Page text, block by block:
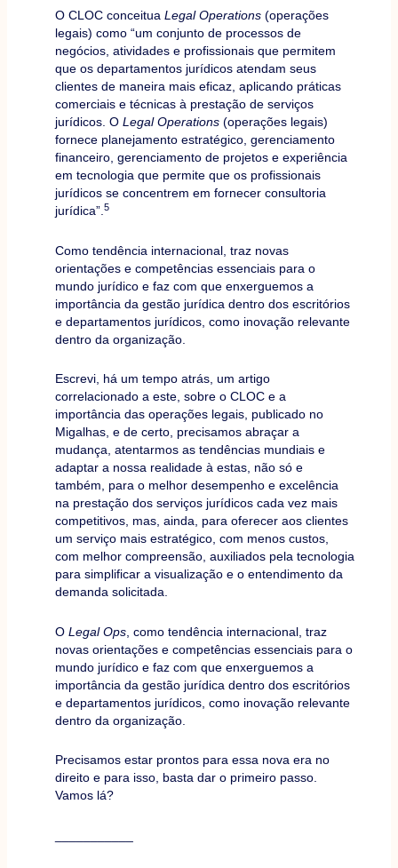
O CLOC conceitua Legal Operations(operações
legais) como “um conjunto de processos de
negócios, atividades e profissionais que permitem
que os departamentos jurídicos atendam seus
clientes de maneira mais eficaz, aplicando práticas
comerciais e técnicas à prestação de serviços
jurídicos. O Legal Operations(operações legais)
fornece planejamento estratégico, gerenciamento
financeiro, gerenciamento de projetos e experiência
em tecnologia que permite que os profissionais
jurídicos se concentrem em fornecer consultoria
jurídica”. 5
Como tendência internacional, traz novas
orientações e competências essenciais para o
mundo jurídico e faz com que enxerguemos a
importância da gestão jurídica dentro dos escritórios
e departamentos jurídicos, como inovação relevante
dentro da organização.
Escrevi, há um tempo atrás, um artigo
correlacionado a este, sobre o CLOC e a
importância das operações legais, publicado no
Migalhas, e de certo, precisamos abraçar a
mudança, atentarmos as tendências mundiais e
adaptar a nossa realidade à estas, não só e
também, para o melhor desempenho e excelência
na prestação dos serviços jurídicos cada vez mais
competitivos, mas, ainda, para oferecer aos clientes
um serviço mais estratégico, com menos custos,
com melhor compreensão, auxiliados pela tecnologia
para simplificar a visualização e o entendimento da
demanda solicitada.
O Legal Ops, como tendência internacional, traz
novas orientações e competências essenciais para o
mundo jurídico e faz com que enxerguemos a
importância da gestão jurídica dentro dos escritórios
e departamentos jurídicos, como inovação relevante
dentro da organização.
Precisamos estar prontos para essa nova era no
direito e para isso, basta dar o primeiro passo.
Vamos lá?